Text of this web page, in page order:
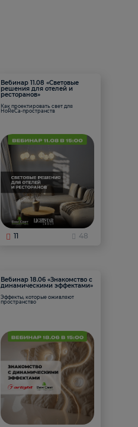
Вебинар 11.08 «Световые
решения для отелей и
ресторанов»
Как проектировать свет для
HoReCa-пространств
11 48
Вебинар 18.06 «Знакомство с
динамическими эффектами»
Эффекты, которые оживляют
пространство